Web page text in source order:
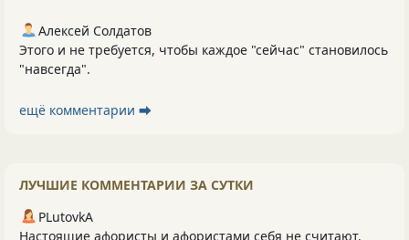
Алексей Солдатов
Этого и не требуется, чтобы каждое "сейчас" становилось
"навсегда".
ещё комментарии ⮕
ЛУЧШИЕ КОММЕНТАРИИ ЗА СУТКИ
PLutоvkА
Настоящие афористы и афористами себя не считают.